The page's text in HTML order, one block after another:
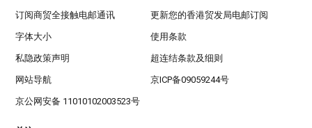
订阅商贸全接触电邮通讯 更新您的香港贸发局电邮订阅
字体大小 使用条款
私隐政策声明 超连结条款及细则
网站导航 京ICP备09059244号
京公网安备 11010102003523号